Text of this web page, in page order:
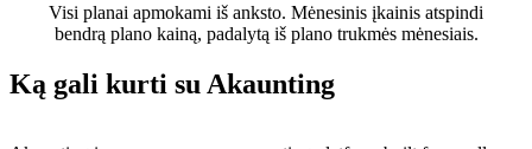
Visi planai apmokami iš anksto. Mėnesinis įkainis atspindi
bendrą plano kainą, padalytą iš plano trukmės mėnesiais.
Ką gali kurti su Akaunting